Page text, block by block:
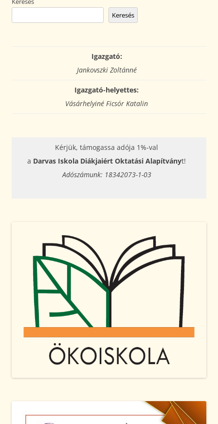
Keresés
Igazgató:
Jankovszki Zoltánné
Igazgató-helyettes:
Vásárhelyiné Ficsór Katalin
Kérjük, támogassa adója 1%-val
a Darvas Iskola Diákjaiért Oktatási Alapítványt!
Adószámunk: 18342073-1-03